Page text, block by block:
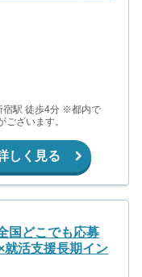
駅 徒歩4分 ※都内で
ざいます。
しく見る
国どこでも応募
活支援長期イン